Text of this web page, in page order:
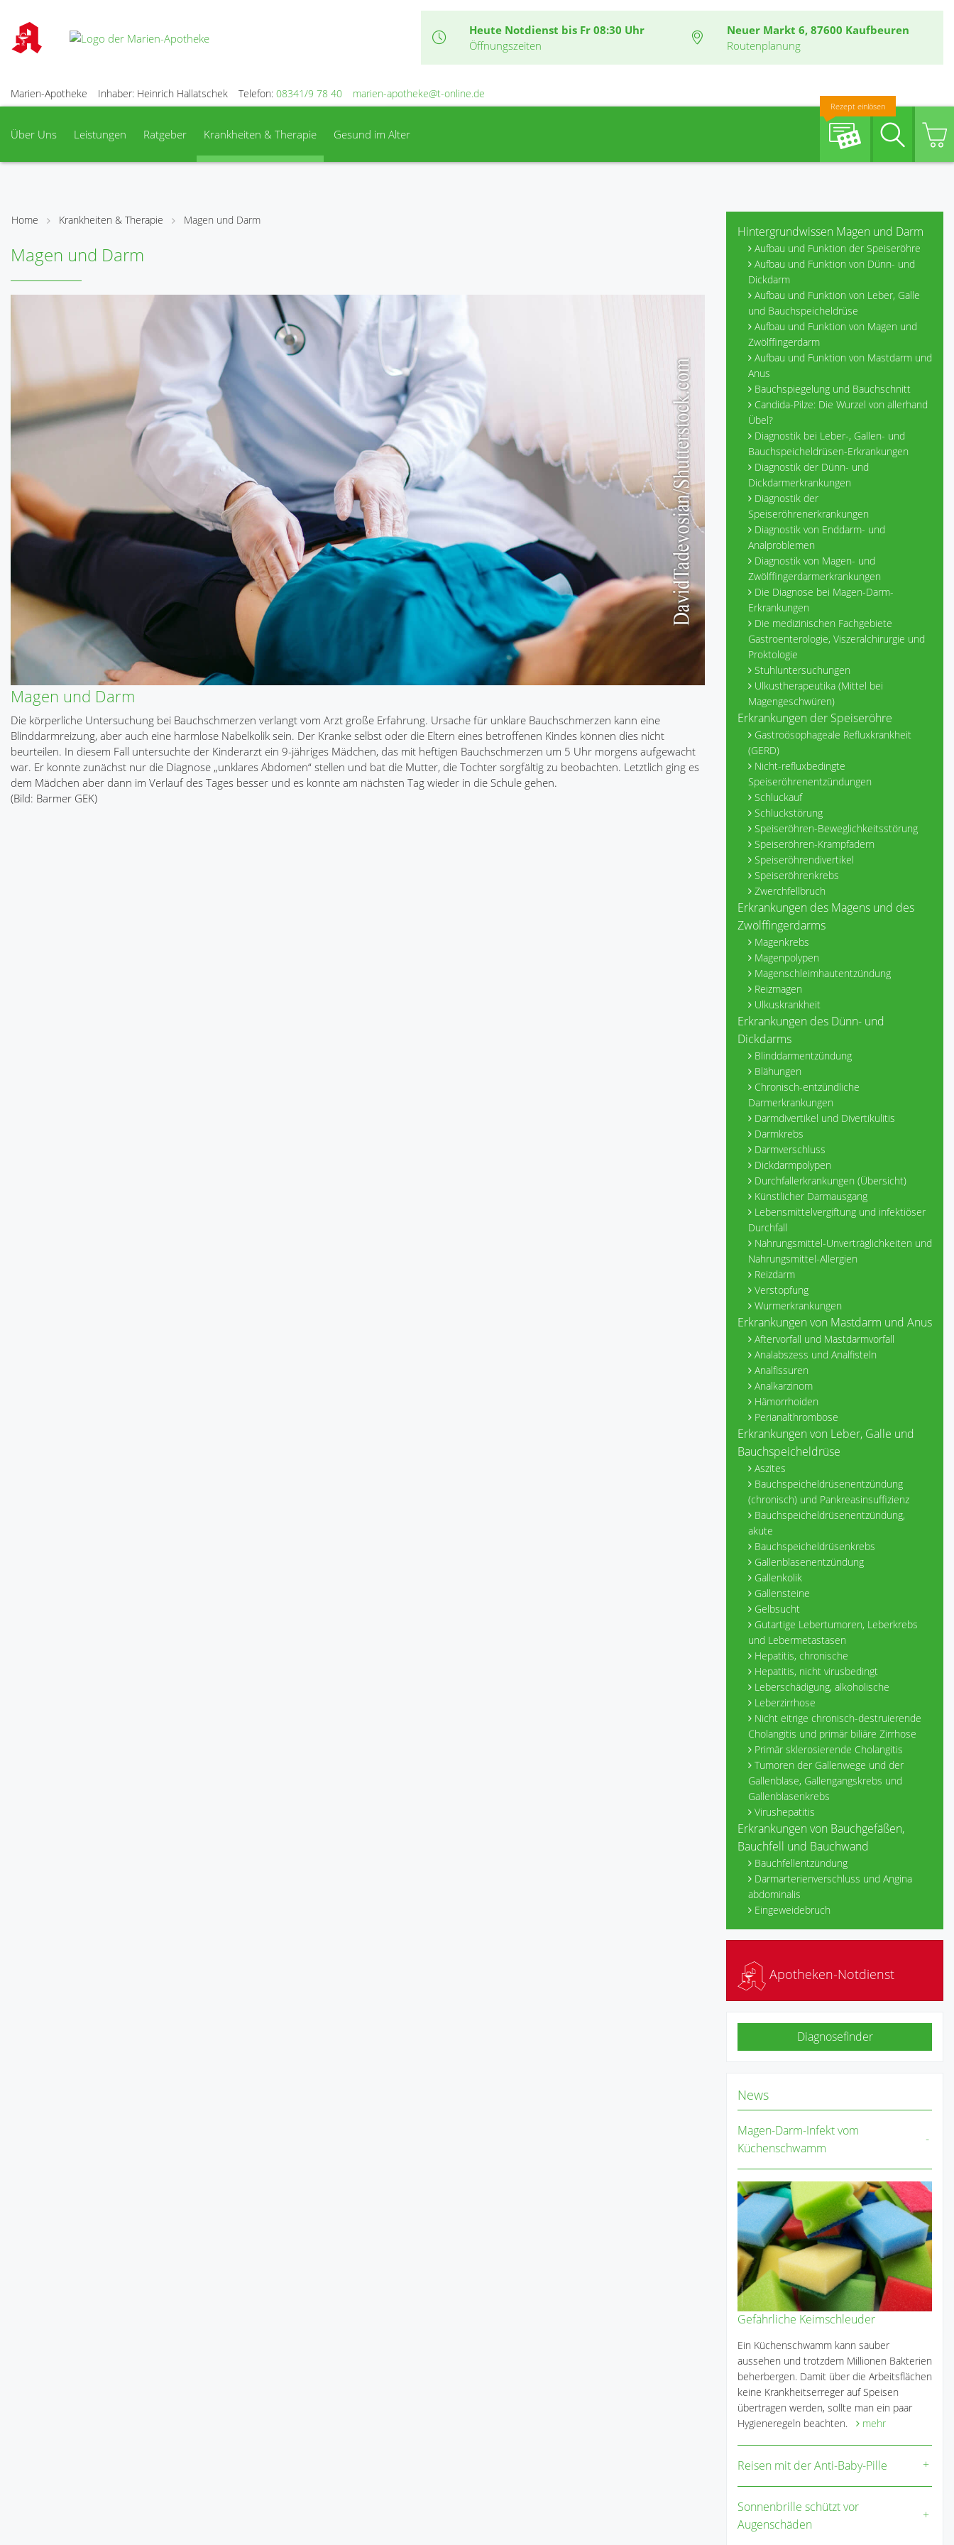
Heute Notdienst bis Fr 08:30 Uhr
Öffnungszeiten
Neuer Markt 6, 87600 Kaufbeuren
Routenplanung
Marien-Apotheke Inhaber: Heinrich Hallatschek Telefon: 08341/9 78 40 marien-apotheke@t-online.de
Über Uns Leistungen Ratgeber Krankheiten & Therapie Gesund im Alter
Rezept einlösen
Suche
Home Krankheiten & Therapie Magen und Darm
Magen und Darm
Magen und Darm
Die körperliche Untersuchung bei Bauchschmerzen verlangt vom Arzt große Erfahrung. Ursache für unklare Bauchschmerzen kann eine
Blinddarmreizung, aber auch eine harmlose Nabelkolik sein. Der Kranke selbst oder die Eltern eines betroffenen Kindes können dies nicht
beurteilen. In diesem Fall untersuchte der Kinderarzt ein 9-jähriges Mädchen, das mit heftigen Bauchschmerzen um 5 Uhr morgens aufgewacht
war. Er konnte zunächst nur die Diagnose „unklares Abdomen“ stellen und bat die Mutter, die Tochter sorgfältig zu beobachten. Letztlich ging es
dem Mädchen aber dann im Verlauf des Tages besser und es konnte am nächsten Tag wieder in die Schule gehen.
(Bild: Barmer GEK)
Hintergrundwissen Magen und Darm
Aufbau und Funktion der Speiseröhre
Aufbau und Funktion von Dünn- und
Dickdarm
Aufbau und Funktion von Leber, Galle
und Bauchspeicheldrüse
Aufbau und Funktion von Magen und
Zwölffingerdarm
Aufbau und Funktion von Mastdarm und
Anus
Bauchspiegelung und Bauchschnitt
Candida-Pilze: Die Wurzel von allerhand
Übel?
Diagnostik bei Leber-, Gallen- und
Bauchspeicheldrüsen-Erkrankungen
Diagnostik der Dünn- und
Dickdarmerkrankungen
Diagnostik der
Speiseröhrenerkrankungen
Diagnostik von Enddarm- und
Analproblemen
Diagnostik von Magen- und
Zwölffingerdarmerkrankungen
Die Diagnose bei Magen-Darm-
Erkrankungen
Die medizinischen Fachgebiete
Gastroenterologie, Viszeralchirurgie und
Proktologie
Stuhluntersuchungen
Ulkustherapeutika (Mittel bei
Magengeschwüren)
Erkrankungen der Speiseröhre
Gastroösophageale Refluxkrankheit
(GERD)
Nicht-refluxbedingte
Speiseröhrenentzündungen
Schluckauf
Schluckstörung
Speiseröhren-Beweglichkeitsstörung
Speiseröhren-Krampfadern
Speiseröhrendivertikel
Speiseröhrenkrebs
Zwerchfellbruch
Erkrankungen des Magens und des
Zwölffingerdarms
Magenkrebs
Magenpolypen
Magenschleimhautentzündung
Reizmagen
Ulkuskrankheit
Erkrankungen des Dünn- und
Dickdarms
Blinddarmentzündung
Blähungen
Chronisch-entzündliche
Darmerkrankungen
Darmdivertikel und Divertikulitis
Darmkrebs
Darmverschluss
Dickdarmpolypen
Durchfallerkrankungen (Übersicht)
Künstlicher Darmausgang
Lebensmittelvergiftung und infektiöser
Durchfall
Nahrungsmittel-Unverträglichkeiten und
Nahrungsmittel-Allergien
Reizdarm
Verstopfung
Wurmerkrankungen
Erkrankungen von Mastdarm und Anus
Aftervorfall und Mastdarmvorfall
Analabszess und Analfisteln
Analfissuren
Analkarzinom
Hämorrhoiden
Perianalthrombose
Erkrankungen von Leber, Galle und
Bauchspeicheldrüse
Aszites
Bauchspeicheldrüsenentzündung
(chronisch) und Pankreasinsuffizienz
Bauchspeicheldrüsenentzündung,
akute
Bauchspeicheldrüsenkrebs
Gallenblasenentzündung
Gallenkolik
Gallensteine
Gelbsucht
Gutartige Lebertumoren, Leberkrebs
und Lebermetastasen
Hepatitis, chronische
Hepatitis, nicht virusbedingt
Leberschädigung, alkoholische
Leberzirrhose
Nicht eitrige chronisch-destruierende
Cholangitis und primär biliäre Zirrhose
Primär sklerosierende Cholangitis
Tumoren der Gallenwege und der
Gallenblase, Gallengangskrebs und
Gallenblasenkrebs
Virushepatitis
Erkrankungen von Bauchgefäßen,
Bauchfell und Bauchwand
Bauchfellentzündung
Darmarterienverschluss und Angina
abdominalis
Eingeweidebruch
Apotheken-Notdienst
Diagnosefinder
News
Magen-Darm-Infekt vom
Küchenschwamm
Gefährliche Keimschleuder
Ein Küchenschwamm kann sauber
aussehen und trotzdem Millionen Bakterien
beherbergen. Damit über die Arbeitsflächen
keine Krankheitserreger auf Speisen
übertragen werden, sollte man ein paar
Hygieneregeln beachten.
mehr
Reisen mit der Anti-Baby-Pille
Sonnenbrille schützt vor
Augenschäden